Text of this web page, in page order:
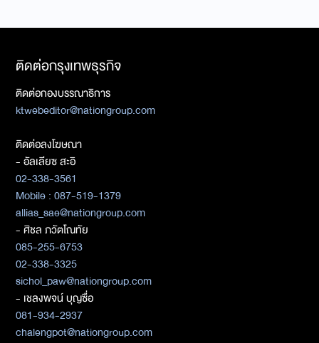
ติดต่อกรุงเทพธุรกิจ
ติดต่อกองบรรณาธิการ
ktwebeditor@nationgroup.com
ติดต่อลงโฆษณา
- อัลเลียซ สะอิ
02-338-3561
Mobile : 087-519-1379
allias_sae@nationgroup.com
- ศิชล ภวัตโณทัย
085-255-6753
02-338-3325
sichol_paw@nationgroup.com
- เชลงพจน์ บุญซื่อ
081-934-2937
chalengpot@nationgroup.com